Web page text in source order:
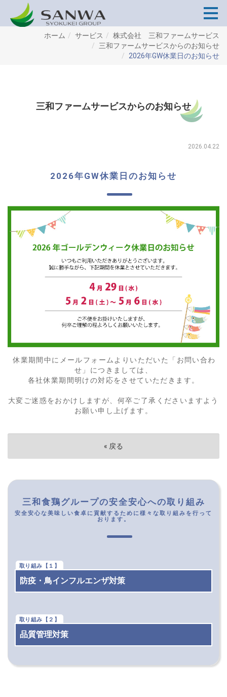
ホーム サービス
株式会社 三和ファームサービス
三和ファームサービスからのお知らせ
2026年GW休業日のお知らせ
三和ファームサービスからのお知らせ
2026.04.22
2026年GW休業日のお知らせ
休業期間中にメールフォームよりいただいた「お問い合わ
せ」につきましては、
各社休業期間明けの対応をさせていただきます。
大変ご迷惑をおかけしますが、何卒ご了承くださいますよう
お願い申し上げます。
« 戻る
三和食鶏グループの安全安心への取り組み
安全安心な美味しい食卓に貢献するために様々な取り組みを行って
おります。
防疫・鳥インフルエンザ対策
品質管理対策